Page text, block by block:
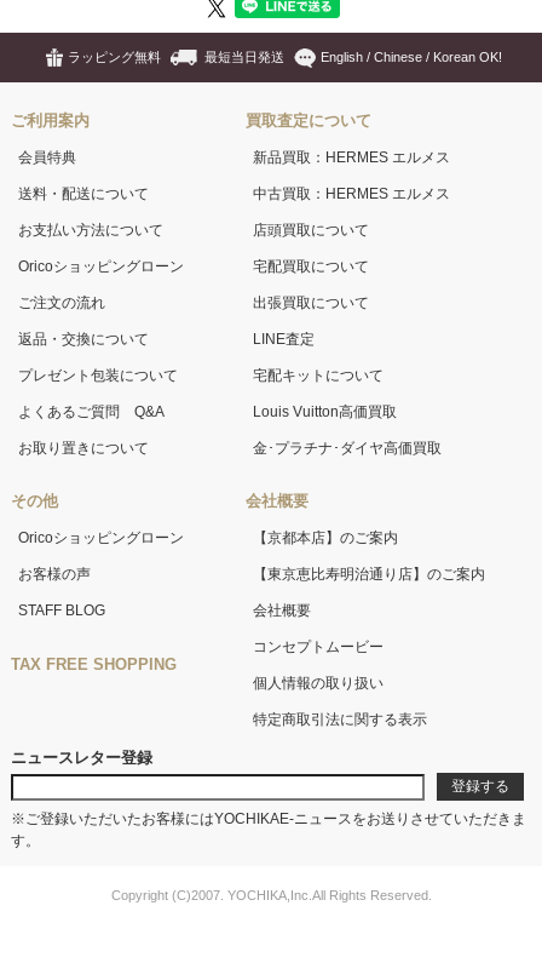
ラッピング無料 最短当日発送 English / Chinese / Korean OK!
ご利用案内
会員特典
送料・配送について
お支払い方法について
Oricoショッピングローン
ご注文の流れ
返品・交換について
プレゼント包装について
よくあるご質問 Q&A
お取り置きについて
その他
Oricoショッピングローン
お客様の声
STAFF BLOG
TAX FREE SHOPPING
買取査定について
新品買取：HERMES エルメス
中古買取：HERMES エルメス
店頭買取について
宅配買取について
出張買取について
LINE査定
宅配キットについて
Louis Vuitton高価買取
金･プラチナ･ダイヤ高価買取
会社概要
【京都本店】のご案内
【東京恵比寿明治通り店】のご案内
会社概要
コンセプトムービー
個人情報の取り扱い
特定商取引法に関する表示
ニュースレター登録
※ご登録いただいたお客様にはYOCHIKAE-ニュースをお送りさせていただきま
す。
Copyright (C)2007. YOCHIKA,Inc.All Rights Reserved.